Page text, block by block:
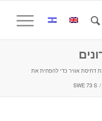
דחיסת אוויר כדי להפחית את
/
SWE 73 S